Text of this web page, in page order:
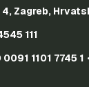
4, Zagreb,
111
1101 7745 1